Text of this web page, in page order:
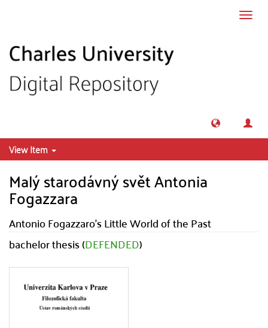
View Item
Malý starodávný svět Antonia
Fogazzara
Antonio Fogazzaro's Little World of the Past
bachelor thesis (DEFENDED)